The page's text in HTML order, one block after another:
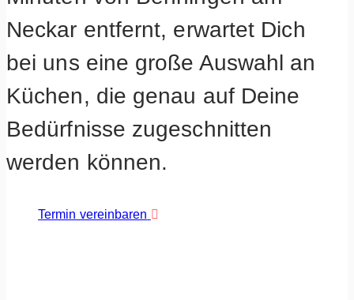
Neckar entfernt, erwartet Dich
bei uns eine große Auswahl an
Küchen, die genau auf Deine
Bedürfnisse zugeschnitten
werden können.
Termin vereinbaren